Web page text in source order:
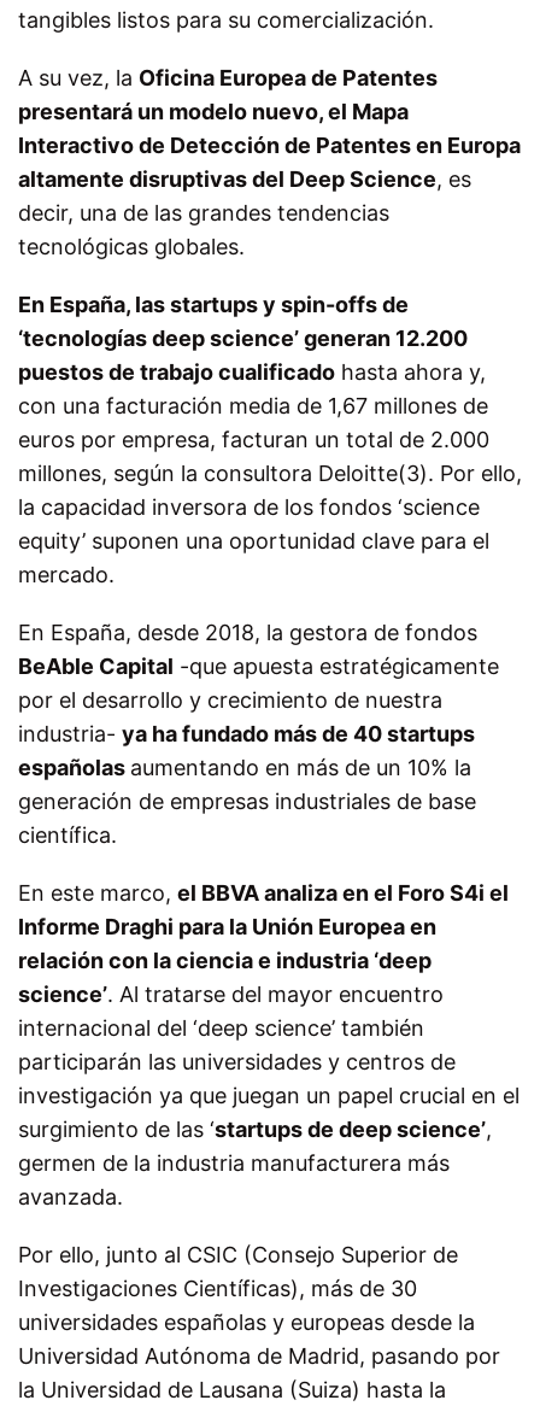
tangibles listos para su comercialización.
A su vez, la Oficina Europea de Patentes
presentará un modelo nuevo, el Mapa
Interactivo de Detección de Patentes en Europa
altamente disruptivas del Deep Science, es
decir, una de las grandes tendencias
tecnológicas globales.
En España, las startups y spin-offs de
‘tecnologías deep science’ generan 12.200
puestos de trabajo cualificado hasta ahora y,
con una facturación media de 1,67 millones de
euros por empresa, facturan un total de 2.000
millones, según la consultora Deloitte(3). Por ello,
la capacidad inversora de los fondos ‘science
equity’ suponen una oportunidad clave para el
mercado.
En España, desde 2018, la gestora de fondos
BeAble Capital -que apuesta estratégicamente
por el desarrollo y crecimiento de nuestra
industria- ya ha fundado más de 40 startups
españolas aumentando en más de un 10% la
generación de empresas industriales de base
científica.
En este marco, el BBVA analiza en el Foro S4i el
Informe Draghi para la Unión Europea en
relación con la ciencia e industria ‘deep
science’. Al tratarse del mayor encuentro
internacional del ‘deep science’ también
participarán las universidades y centros de
investigación ya que juegan un papel crucial en el
surgimiento de las ‘startups de deep science’,
germen de la industria manufacturera más
avanzada.
Por ello, junto al CSIC (Consejo Superior de
Investigaciones Científicas), más de 30
universidades españolas y europeas desde la
Universidad Autónoma de Madrid, pasando por
la Universidad de Lausana (Suiza) hasta la